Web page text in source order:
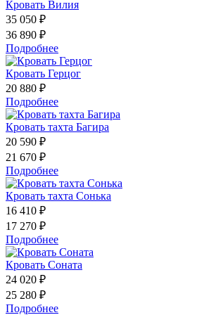
Кровать Вилия
35 050 ₽
36 890 ₽
Подробнее
Кровать Герцог
20 880 ₽
Подробнее
Кровать тахта Багира
20 590 ₽
21 670 ₽
Подробнее
Кровать тахта Сонька
16 410 ₽
17 270 ₽
Подробнее
Кровать Соната
24 020 ₽
25 280 ₽
Подробнее